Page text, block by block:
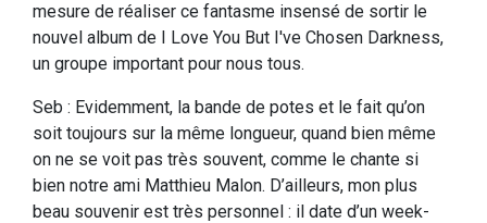
mesure de réaliser ce fantasme insensé de sortir le
nouvel album de I Love You But I've Chosen Darkness,
un groupe important pour nous tous.
Seb : Evidemment, la bande de potes et le fait qu’on
soit toujours sur la même longueur, quand bien même
on ne se voit pas très souvent, comme le chante si
bien notre ami Matthieu Malon. D’ailleurs, mon plus
beau souvenir est très personnel : il date d’un week-